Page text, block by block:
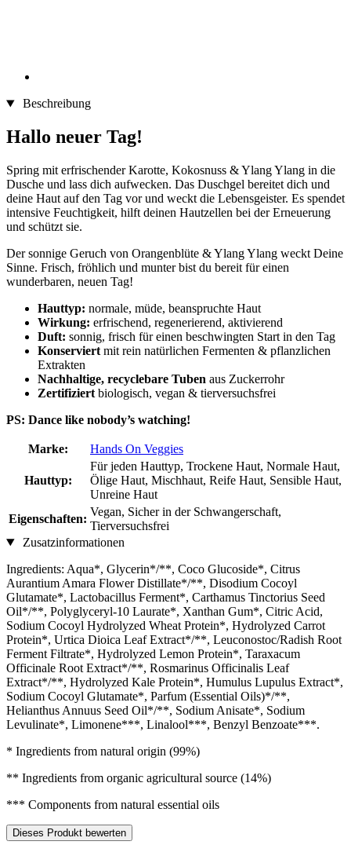
Beschreibung
Hallo neuer Tag!
Spring mit erfrischender Karotte, Kokosnuss & Ylang Ylang in die
Dusche und lass dich aufwecken. Das Duschgel bereitet dich und
deine Haut auf den Tag vor und weckt die Lebensgeister. Es spendet
intensive Feuchtigkeit, hilft deinen Hautzellen bei der Erneuerung
und schützt sie.
Der sonnige Geruch von Orangenblüte & Ylang Ylang weckt Deine
Sinne. Frisch, fröhlich und munter bist du bereit für einen
wunderbaren, neuen Tag!
Hauttyp: normale, müde, beanspruchte Haut
Wirkung: erfrischend, regenerierend, aktivierend
Duft: sonnig, frisch für einen beschwingten Start in den Tag
Konserviert mit rein natürlichen Fermenten & pflanzlichen
Extrakten
Nachhaltige, recyclebare Tuben aus Zuckerrohr
Zertifiziert biologisch, vegan & tierversuchsfrei
PS: Dance like nobody’s watching!
Marke: Hands On Veggies
Hauttyp:
Für jeden Hauttyp, Trockene Haut, Normale Haut,
Ölige Haut, Mischhaut, Reife Haut, Sensible Haut,
Unreine Haut
Eigenschaften:
Vegan, Sicher in der Schwangerschaft,
Tierversuchsfrei
Zusatzinformationen
Ingredients: Aqua*, Glycerin*/**, Coco Glucoside*, Citrus
Aurantium Amara Flower Distillate*/**, Disodium Cocoyl
Glutamate*, Lactobacillus Ferment*, Carthamus Tinctorius Seed
Oil*/**, Polyglyceryl-10 Laurate*, Xanthan Gum*, Citric Acid,
Sodium Cocoyl Hydrolyzed Wheat Protein*, Hydrolyzed Carrot
Protein*, Urtica Dioica Leaf Extract*/**, Leuconostoc/Radish Root
Ferment Filtrate*, Hydrolyzed Lemon Protein*, Taraxacum
Officinale Root Extract*/**, Rosmarinus Officinalis Leaf
Extract*/**, Hydrolyzed Kale Protein*, Humulus Lupulus Extract*,
Sodium Cocoyl Glutamate*, Parfum (Essential Oils)*/**,
Helianthus Annuus Seed Oil*/**, Sodium Anisate*, Sodium
Levulinate*, Limonene***, Linalool***, Benzyl Benzoate***.
* Ingredients from natural origin (99%)
** Ingredients from organic agricultural source (14%)
*** Components from natural essential oils
Dieses Produkt bewerten